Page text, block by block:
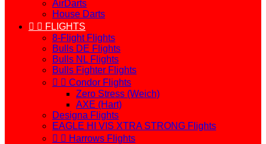
AirDarts
House Darts
  FLIGHTS
8-Flight Flights
Bulls DE Flights
Bulls NL Flights
Bulls Fighter Flights
  Condor Flights
Zero Stress (Weich)
AXE (Hart)
Designa Flights
EAGLE HI VIS XTRA STRONG Flights
  Harrows Flights